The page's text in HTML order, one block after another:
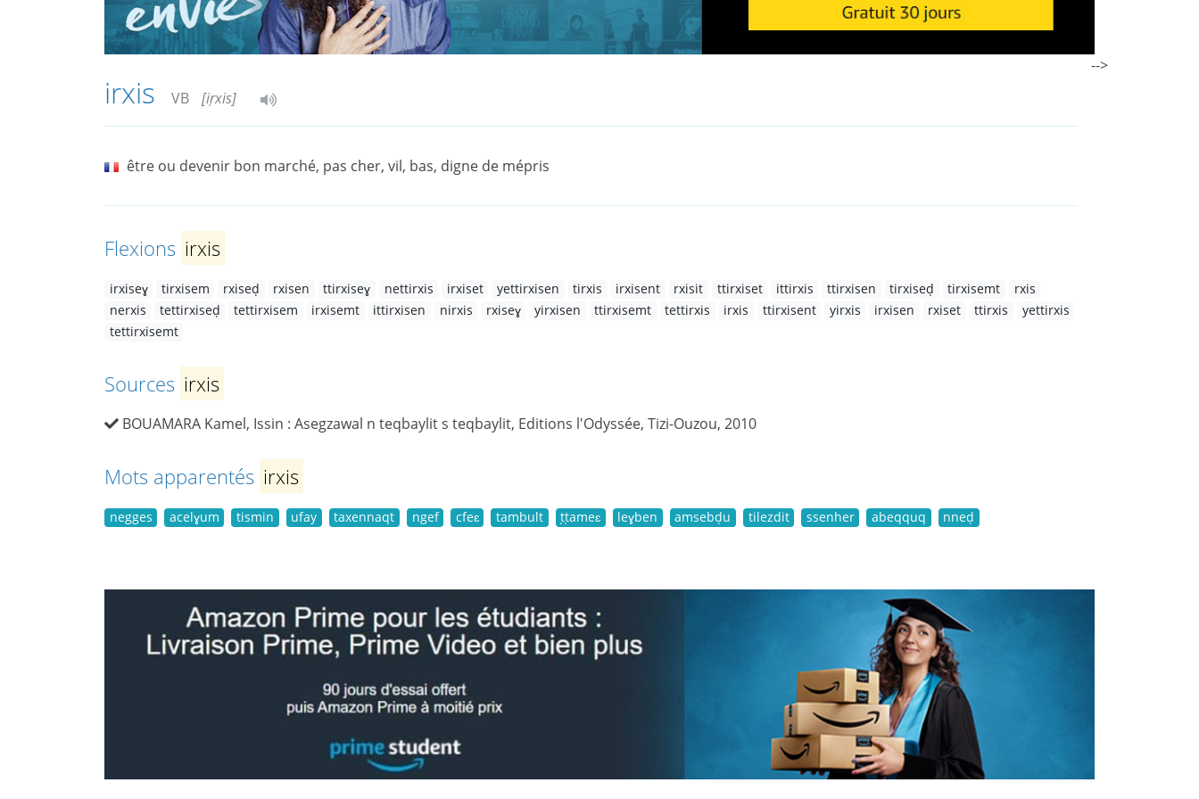
irxis VB [iṛxis]
être ou devenir bon marché, pas cher, vil, bas, digne de mépris
Flexions irxis
irxiseɣ tirxisem rxiseḍ rxisen ttirxiseɣ nettirxis irxiset yettirxisen tirxis irxisent rxisit ttirxiset ittirxis ttirxisen tirxiseḍ tirxisemt
rxis
nerxis
tettirxiseḍ tettirxisem irxisemt ittirxisen nirxis rxiseɣ yirxisen ttirxisemt tettirxis irxis ttirxisent yirxis irxisen rxiset ttirxis
yettirxis
tettirxisemt
Sources irxis
BOUAMARA Kamel, Issin : Asegzawal n teqbaylit s teqbaylit, Editions l'Odyssée, Tizi-Ouzou, 2010
Mots apparentés irxis
negges acelɣum tismin ufay taxennaqt ngef cfeɛ tambult ṭṭameɛ leɣben amsebḍu tilezdit ssenher abeqquq nneḍ
-->